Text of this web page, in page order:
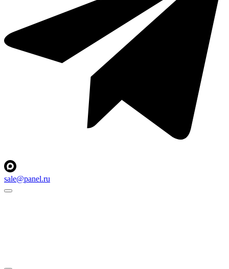
sale@panel.ru